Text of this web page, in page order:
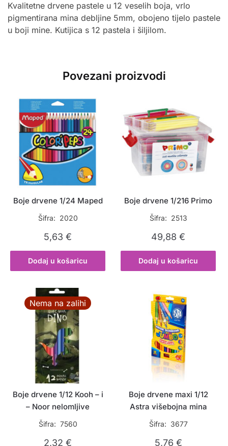
Kvalitetne drvene pastele u 12 veselih boja, vrlo
pigmentirana mina debljine 5mm, obojeno tijelo pastele
u boji mine. Kutijica s 12 pastela i šiljilom.
Povezani proizvodi
Boje drvene 1/24 Maped
Šifra: 2020
5,63€
Dodaj u košaricu
Boje drvene 1/216 Primo
Šifra: 2513
49,88€
Dodaj u košaricu
Nema na zalihi
Boje drvene 1/12 Kooh – i
– Noor nelomljive
Šifra: 7560
2,32€
Boje drvene maxi 1/12
Astra višebojna mina
Šifra: 3677
5,76 €